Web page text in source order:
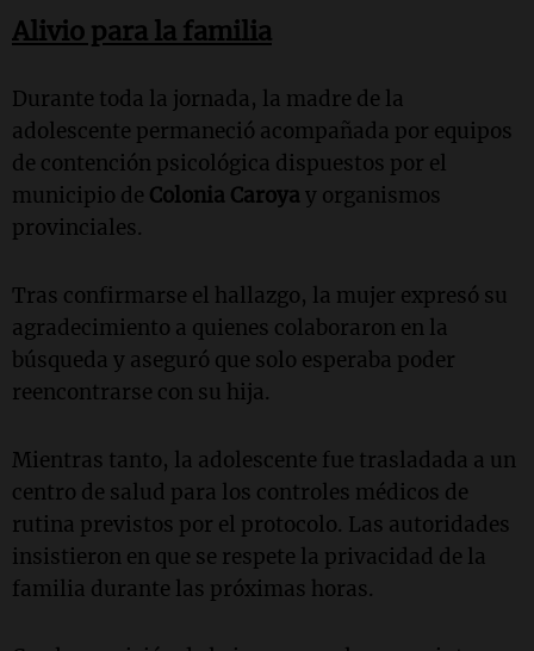
Alivio para la familia
Durante toda la jornada, la madre de la
adolescente permaneció acompañada por equipos
de contención psicológica dispuestos por el
municipio de Colonia Caroya y organismos
provinciales.
Tras confirmarse el hallazgo, la mujer expresó su
agradecimiento a quienes colaboraron en la
búsqueda y aseguró que solo esperaba poder
reencontrarse con su hija.
Mientras tanto, la adolescente fue trasladada a un
centro de salud para los controles médicos de
rutina previstos por el protocolo. Las autoridades
insistieron en que se respete la privacidad de la
familia durante las próximas horas.